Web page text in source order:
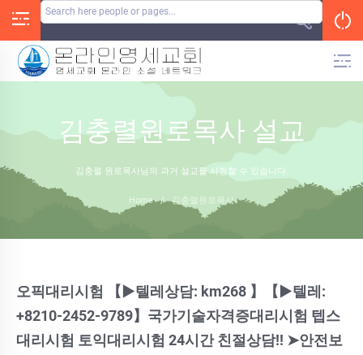
김충렬원로목사 설교
김충렬 원로목사님의 과거 설교를 시청할 수 있습니다.
Home / 김충렬원로목사
오픽대리시험 【▶텔레상담: km268 】【▶텔레:
+8210-2452-9789】국가기술자격증대리시험 텝스
대리시험 토익대리시험 24시간 친절상담!! ➤안전보